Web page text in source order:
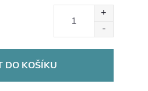
DO KOŠÍKU